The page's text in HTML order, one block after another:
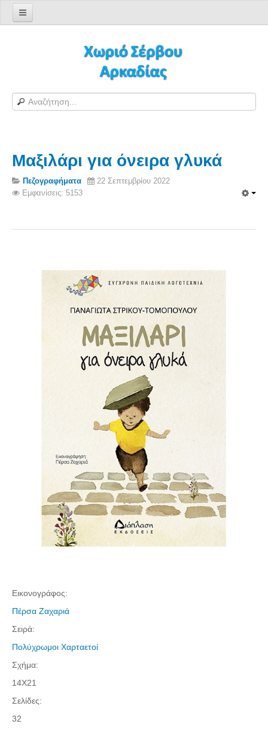
Φόρμα εγγραφής χρήστη
H Ιστοσελίδα μας
Αράπηδες
Χάρτης ευρύτερης περιοχής
Σέρβου και Δήμος Γορτυνίας
Σερβαίοι Συγγραφείς/Λογoτέχνες
Σερβαίοι Καλλιτέχνες
Γραφή Πατριωτών/Συνεργατών
Σερβαίοι Αγωνιστές/Πεσόντες
Σερβαίοι για το Σέρβου
Σύνδεσμος Σερβαίων
Εφημερίδα Αρτοζήνος
Ηλεκτρονική έκδοση Αρτοζήνου
Θέματα και δράσεις Συνδέσμου
Η ιστοσελίδα μας
Χάρτης του Site (Sitemap)
Επικοινωνία
Τα Τελευταία Νέα
Επιτυχίες - Διακρίσεις
Μηνύματα Επισκεπτών
παλιά αρχειοθετημένα
Πολιτιστικά
Οπτικοακουστικά
Μαξιλάρι για όνειρα γλυκά
Πεζογραφήματα
22 Σεπτεμβρίου 2022
Εμφανίσεις: 5153
Εικονογράφος:
Πέρσα Ζαχαριά
Σειρά:
Πολύχρωμοι Χαρταετοί
Σχήμα:
14Χ21
Σελίδες:
32